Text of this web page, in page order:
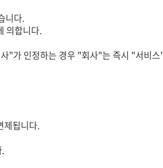
니다.
의합니다.
"가 인정하는 경우 "회사"는 즉시 "서비
제됩니다.
.